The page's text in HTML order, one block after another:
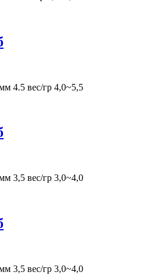
4.5 вес/гр 4,0~5,5
3,5 вес/гр 3,0~4,0
3,5 вес/гр 3,0~4,0